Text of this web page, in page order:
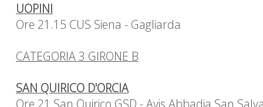
UOPINI
Ore 21.15 CUS Siena - Gagliarda
CATEGORIA 3 GIRONE B
SAN QUIRICO D'ORCIA
Ore 21 San Quirico GSD - Avis Abbadia San